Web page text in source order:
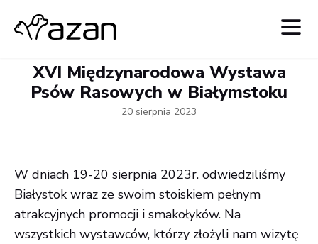
XVI Międzynarodowa Wystawa
Psów Rasowych w Białymstoku
20 sierpnia 2023
W dniach 19-20 sierpnia 2023r. odwiedziliśmy
Białystok wraz ze swoim stoiskiem pełnym
atrakcyjnych promocji i smakołyków. Na
wszystkich wystawców, którzy złożyli nam wizytę